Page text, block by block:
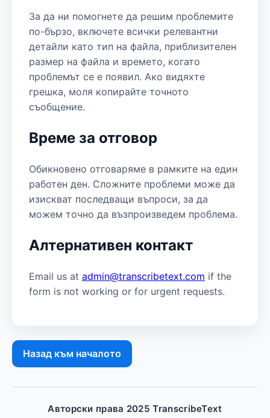
За да ни помогнете да решим проблемите
по-бързо, включете всички релевантни
детайли като тип на файла, приблизителен
размер на файла и времето, когато
проблемът се е появил. Ако видяхте
грешка, моля копирайте точното
съобщение.
Време за отговор
Обикновено отговаряме в рамките на един
работен ден. Сложните проблеми може да
изискват последващи въпроси, за да
можем точно да възпроизведем проблема.
Алтернативен контакт
Email us at admin@transcribetext.com if the
form is not working or for urgent requests.
Назад към началото
Авторски права 2025 TranscribeText